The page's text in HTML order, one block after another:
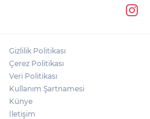
Gizlilik Politikası
Çerez Politikası
Veri Politikası
Kullanım Şartnamesi
Künye
İletişim